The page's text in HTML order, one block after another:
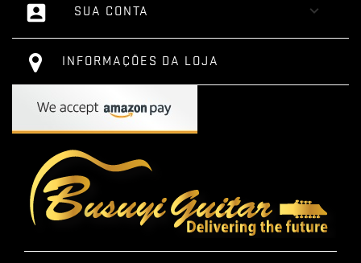
account_box SUA CONTA 
INFORMAÇÕES DA LOJA